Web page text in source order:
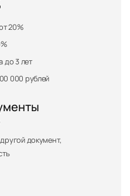
20%
до 3 лет
000 рублей
документ,